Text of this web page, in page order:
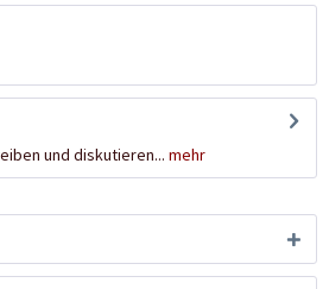
und diskutieren... mehr